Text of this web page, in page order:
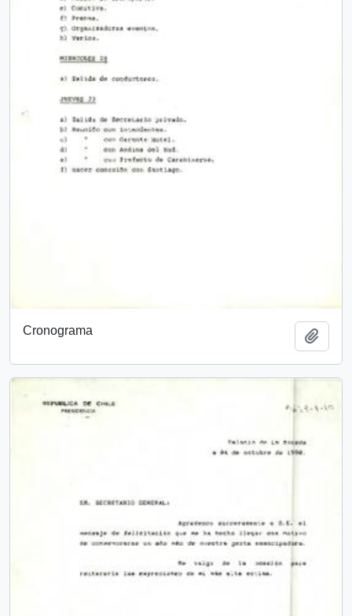
Cronograma